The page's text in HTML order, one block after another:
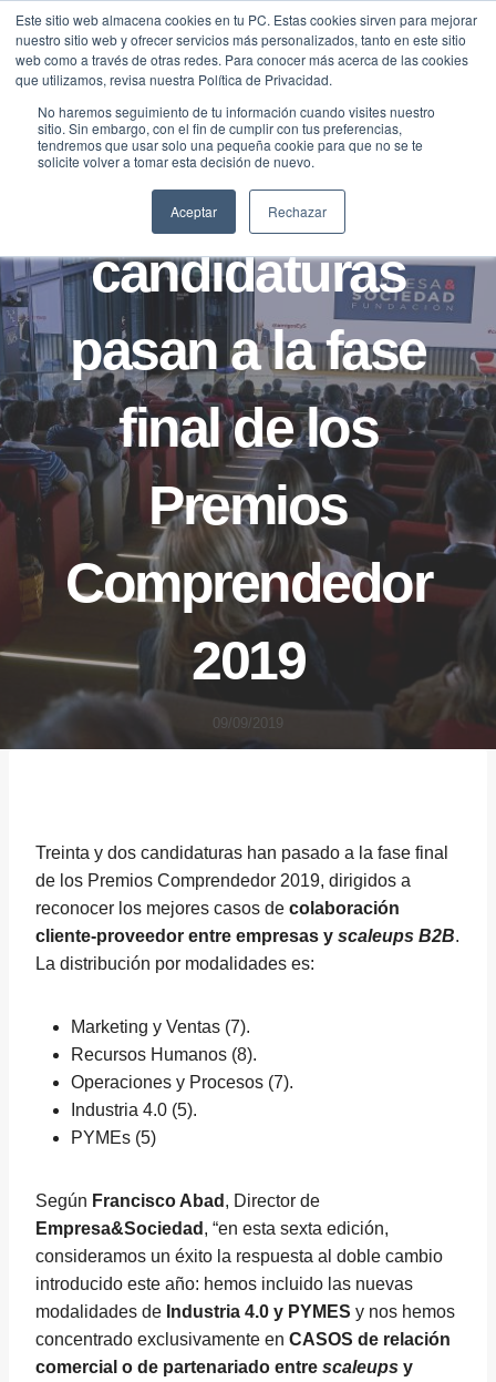
Este sitio web almacena cookies en tu PC. Estas cookies sirven para mejorar
nuestro sitio web y ofrecer servicios más personalizados, tanto en este sitio
web como a través de otras redes. Para conocer más acerca de las cookies
que utilizamos, revisa nuestra Política de Privacidad.
No haremos seguimiento de tu información cuando visites nuestro
sitio. Sin embargo, con el fin de cumplir con tus preferencias,
tendremos que usar solo una pequeña cookie para que no se te
solicite volver a tomar esta decisión de nuevo.
Aceptar Rechazar
Saltar
contenido
NOTICIAS
Treinta y dos
candidaturas
pasan a la fase
final de los
Premios
Comprendedor
2019
09/09/2019
Treinta y dos candidaturas han pasado a la fase final
de los Premios Comprendedor 2019, dirigidos a
reconocer los mejores casos de colaboración
cliente-proveedor entre empresas y scaleups B2B.
La distribución por modalidades es:
Marketing y Ventas (7).
Recursos Humanos (8).
Operaciones y Procesos (7).
Industria 4.0 (5).
PYMEs (5)
Según Francisco Abad , Director de
Empresa&Sociedad , “en esta sexta edición,
consideramos un éxito la respuesta al doble cambio
introducido este año: hemos incluido las nuevas
modalidades de Industria 4.0 y PYMES y nos hemos
concentrado exclusivamente en CASOS de relación
comercial o de partenariado entre scaleups y
Traducir »